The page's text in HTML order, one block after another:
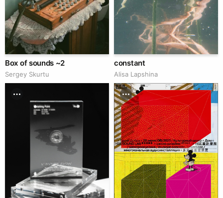
Box of sounds ~2
Sergey Skurtu
constant
Аlisa Lapshina